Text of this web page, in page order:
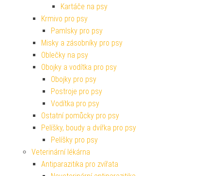
Kartáče na psy
Krmivo pro psy
Pamlsky pro psy
Misky a zásobníky pro psy
Oblečky na psy
Obojky a vodítka pro psy
Obojky pro psy
Postroje pro psy
Vodítka pro psy
Ostatní pomůcky pro psy
Pelíšky, boudy a dvířka pro psy
Pelíšky pro psy
Veterinární lékárna
Antiparazitika pro zvířata